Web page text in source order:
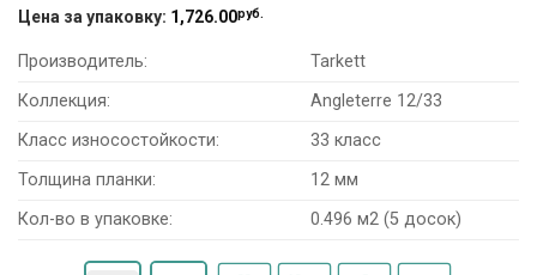
Цена за упаковку: 1,726.00руб.
Производитель:
Tarkett
Коллекция:
Angleterre 12/33
Класс износостойкости:
33 класс
Толщина планки:
12 мм
Кол-во в упаковке:
0.496 м2 (5 досок)